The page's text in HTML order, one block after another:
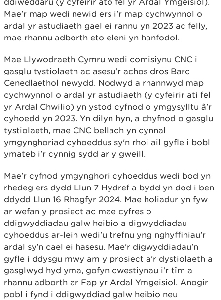
Mae'r map wedi newid ers i'r map cychwynnol o
ardal yr astudiaeth gael ei rannu yn 2023 ac felly,
mae rhannu adborth eto eleni yn hanfodol.
Mae Llywodraeth Cymru wedi comisiynu CNC i
gasglu tystiolaeth ac asesu'r achos dros Barc
Cenedlaethol newydd. Nodwyd a rhannwyd map
cychwynnol o ardal yr astudiaeth (y cyfeirir ati fel
yr Ardal Chwilio) yn ystod cyfnod o ymgysylltu â'r
cyhoedd yn 2023. Yn dilyn hyn, a chyfnod o gasglu
tystiolaeth, mae CNC bellach yn cynnal
ymgynghoriad cyhoeddus sy'n rhoi ail gyfle i bobl
ymateb i'r cynnig sydd ar y gweill.
Mae'r cyfnod ymgynghori cyhoeddus wedi bod yn
rhedeg ers dydd Llun 7 Hydref a bydd yn dod i ben
ddydd Llun 16 Rhagfyr 2024. Mae holiadur yn fyw
ar wefan y prosiect ac mae cyfres o
ddigwyddiadau galw heibio a digwyddiadau
cyhoeddus ar-lein wedi'u trefnu yng nghyffiniau’r
ardal sy’n cael ei hasesu. Mae'r digwyddiadau'n
gyfle i ddysgu mwy am y prosiect a'r dystiolaeth a
gasglwyd hyd yma, gofyn cwestiynau i'r tîm a
rhannu adborth ar Fap yr Ardal Ymgeisiol. Anogir
pobl i fynd i ddigwyddiad galw heibio neu